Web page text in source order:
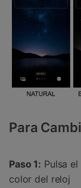
Para
Paso 1: Pulsa
color del reloj